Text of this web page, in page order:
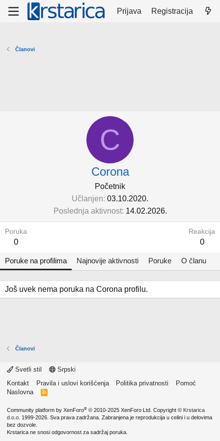
Prijava Registracija
Članovi
C
Corona
Početnik
Učlanjen 03.10.2020.
Poslednja aktivnost 14.02.2026.
Poruka
0
Reakcija
0
Poruke na profilima Najnovije aktivnosti Poruke O članu
Još uvek nema poruka na Corona profilu.
Članovi
Svetli stil
Srpski
Kontakt
Pravila i uslovi korišćenja Politika privatnosti
Pomoć
Naslovna
R
Community platform by XenForo® © 2010-2025 XenForo Ltd. Copyright © Krstarica
d.o.o. 1999-2026. Sva prava zadržana. Zabranjena je reprodukcija u celini i u delovima
bez dozvole.
Krstarica ne snosi odgovornost za sadržaj poruka.